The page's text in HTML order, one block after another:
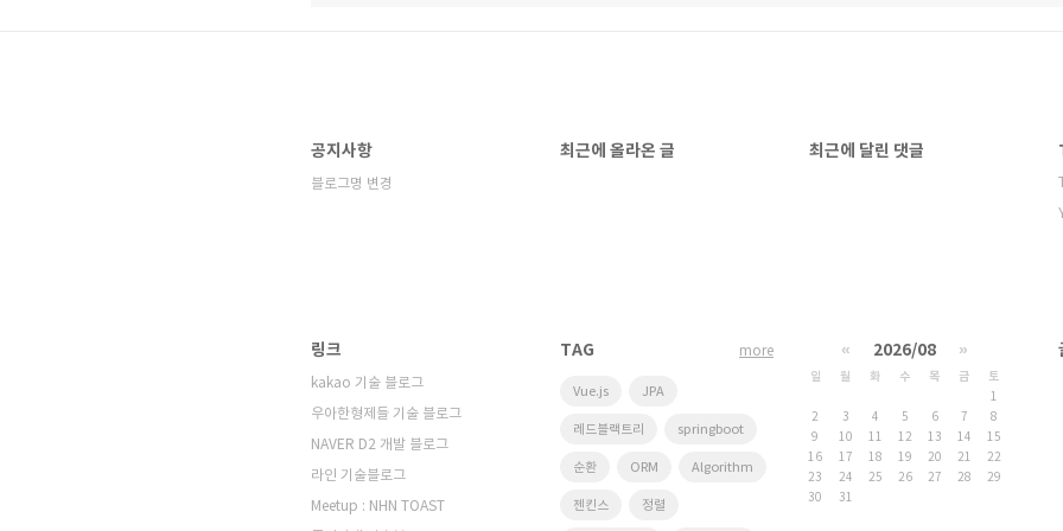
공지사항
블로그명 변경
최근에 올라온 글 최근에 달린 댓글
링크
kakao 기술 블로그
우아한형제들 기술 블로그
NAVER D2 개발 블로그
라인 기술블로그
Meetup : NHN TOAST
TAG
Vue.js JPA
레드블랙트리 springboot
순환 ORM Algorithm
젠킨스 정렬
more « 2026/08 »
일 월 화 수 목 금
토
1
2
3 4 5 6 7
8
9
10 11 12 13 14
15
16
17 18 19 20 21
22
23
24 25 26 27 28
29
30
31